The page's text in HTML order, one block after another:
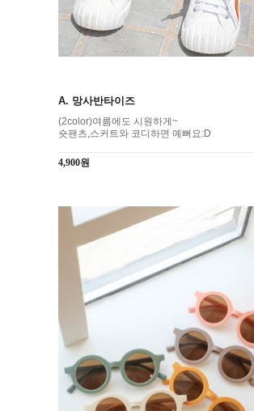
A. 망사반타이즈
(2color)여름에도 시원하게~
숏팬츠,스커트와 코디하면 예뻐요:D
4,900원